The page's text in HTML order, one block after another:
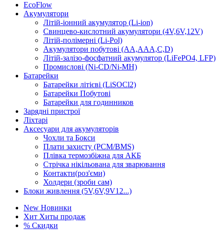
EcoFlow
Акумулятори
Літій-іонний акумулятор (Li-ion)
Свинцево-кислотний акумулятори (4V,6V,12V)
Літій-полімерні (Li-Pol)
Акумулятори побутові (AA,AAA,C,D)
Літій-залізо-фосфатний акумулятор (LiFePO4, LFP)
Промислові (Ni-CD/Ni-MH)
Батарейки
Батарейки літієві (LiSOCl2)
Батарейки Побутові
Батарейки для годинников
Зарядні пристрої
Ліхтарі
Аксесуари для акумуляторів
Чохли та Бокси
Плати захисту (PCM/BMS)
Плівка термозбіжна для АКБ
Стрічка нікільована для зварювання
Контакти(роз'єми)
Холдери (зроби сам)
Блоки живлення (5V,6V,9V12...)
New Новинки
Хит Хиты продаж
% Скидки